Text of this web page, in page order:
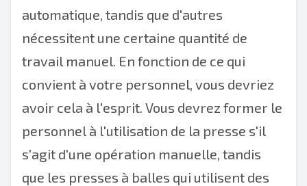
automatique, tandis que d'autres
nécessitent une certaine quantité de
travail manuel. En fonction de ce qui
convient à votre personnel, vous devriez
avoir cela à l'esprit. Vous devrez former le
personnel à l'utilisation de la presse s'il
s'agit d'une opération manuelle, tandis
que les presses à balles qui utilisent des